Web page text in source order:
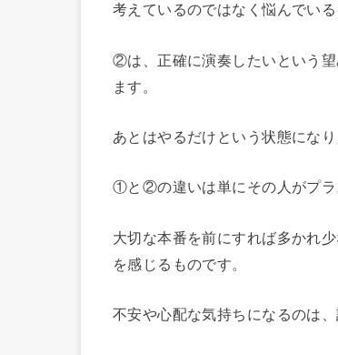
考えているのではなく悩んでいる
②は、正確に演奏したいという
ます。
あとはやるだけという状態にな
①と②の違いは単にその人がプラ
大切な本番を前にすれば多かれ
を感じるものです。
不安や心配な気持ちになるのは、